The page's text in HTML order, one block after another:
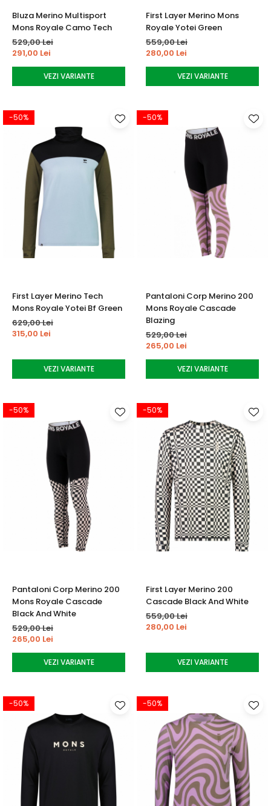
Bluza Merino Multisport
Mons Royale Camo Tech
529,00 Lei
291,00 Lei
VEZI VARIANTE
First Layer Merino Mons
Royale Yotei Green
559,00 Lei
280,00 Lei
VEZI VARIANTE
-50%
First Layer Merino Tech
Mons Royale Yotei Bf Green
629,00 Lei
315,00 Lei
VEZI VARIANTE
-50%
Pantaloni Corp Merino 200
Mons Royale Cascade
Blazing
529,00 Lei
265,00 Lei
VEZI VARIANTE
-50%
Pantaloni Corp Merino 200
Mons Royale Cascade
Black And White
529,00 Lei
265,00 Lei
VEZI VARIANTE
-50%
First Layer Merino 200
Cascade Black And White
559,00 Lei
280,00 Lei
VEZI VARIANTE
-50% -50%